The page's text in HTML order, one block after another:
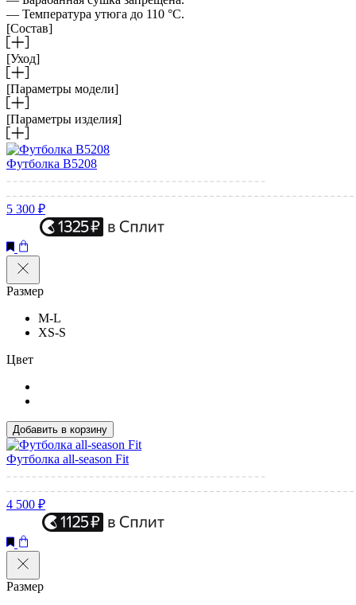
— Температура утюга до 110 °C.
[Состав]
[Уход]
[Параметры модели]
[Параметры изделия]
Футболка B5208
5 300 ₽
Размер
M-L
XS-S
Цвет
Добавить в корзину
Футболка all-season Fit
4 500 ₽
Размер